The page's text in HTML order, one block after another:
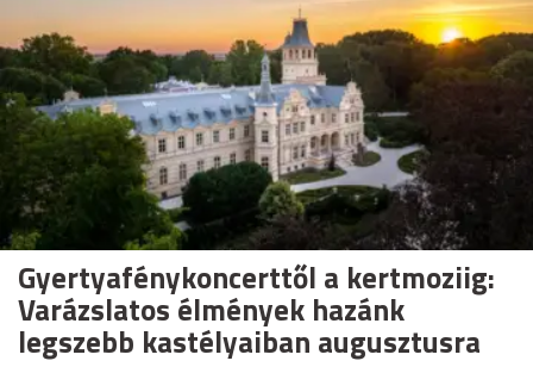
Gyertyafénykoncerttől a kertmoziig:
Varázslatos élmények hazánk
legszebb kastélyaiban augusztusra